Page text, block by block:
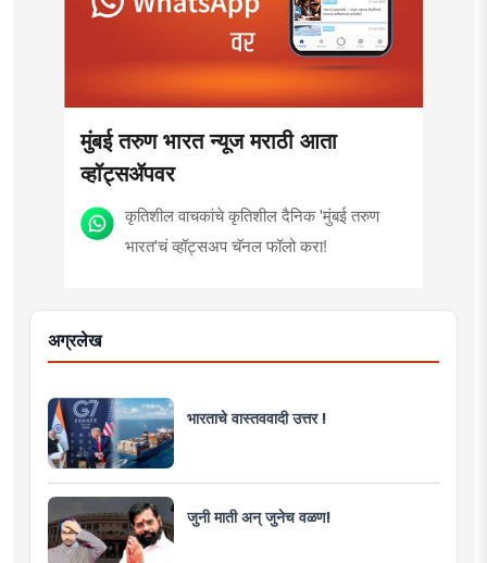
मुंबई तरुण भारत न्यूज मराठी आता
व्हॉट्सॲपवर
कृतिशील वाचकांचे कृतिशील दैनिक 'मुंबई तरुण
भारत'चं व्हॉट्सअप चॅनल फॉलो करा!
अग्रलेख
भारताचे वास्तववादी उत्तर !
जुनी माती अन् जुनेच वळण!